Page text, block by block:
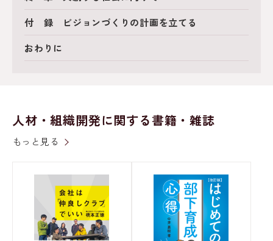
付 録 ビジョンづくりの計画を立てる
おわりに
人材・組織開発に関する書籍・雑誌
もっと見る